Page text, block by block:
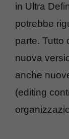
in Ultra
potrebbe
parte. Tutto
nuova
anche
(editing